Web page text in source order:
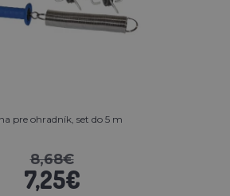
pre ohradník, set do 5 m
8,68€
7,25€